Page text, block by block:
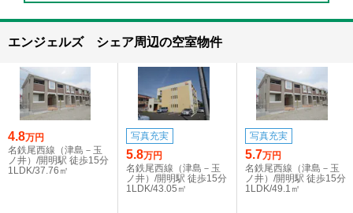
エンジェルズ シェア周辺の空室物件
4.8万円
名鉄尾西線（津島－玉
ノ井）/開明駅 徒歩15分
1LDK/37.76㎡
写真充実
5.8万円
名鉄尾西線（津島－玉
ノ井）/開明駅 徒歩15分
1LDK/43.05㎡
写真充実
5.7万円
名鉄尾西線（津島－玉
ノ井）/開明駅 徒歩15分
1LDK/49.1㎡